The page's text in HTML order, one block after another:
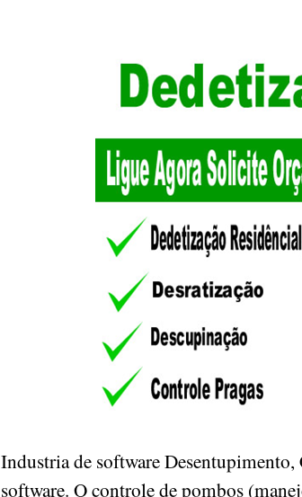
Industria de software
software. O controle de pombos